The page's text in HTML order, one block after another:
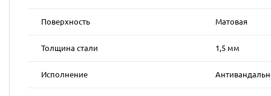
Поверхность Матовая
Толщина стали 1,5 мм
Исполнение